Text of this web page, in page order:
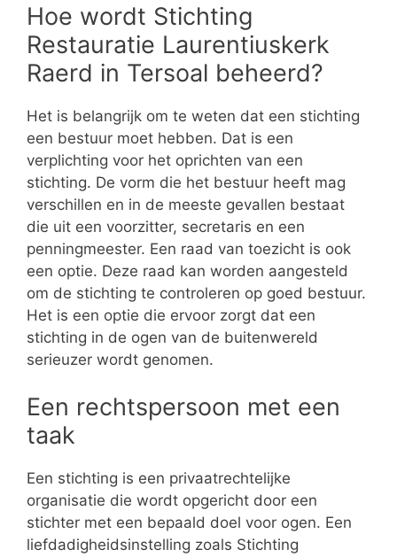
Hoe wordt Stichting
Restauratie Laurentiuskerk
Raerd in Tersoal beheerd?
Het is belangrijk om te weten dat een stichting
een bestuur moet hebben. Dat is een
verplichting voor het oprichten van een
stichting. De vorm die het bestuur heeft mag
verschillen en in de meeste gevallen bestaat
die uit een voorzitter, secretaris en een
penningmeester. Een raad van toezicht is ook
een optie. Deze raad kan worden aangesteld
om de stichting te controleren op goed bestuur.
Het is een optie die ervoor zorgt dat een
stichting in de ogen van de buitenwereld
serieuzer wordt genomen.
Een rechtspersoon met een
taak
Een stichting is een privaatrechtelijke
organisatie die wordt opgericht door een
stichter met een bepaald doel voor ogen. Een
liefdadigheidsinstelling zoals Stichting